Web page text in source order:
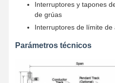
Interruptores y tapones
de grúas
Interruptores de límite de
Parámetros técnicos